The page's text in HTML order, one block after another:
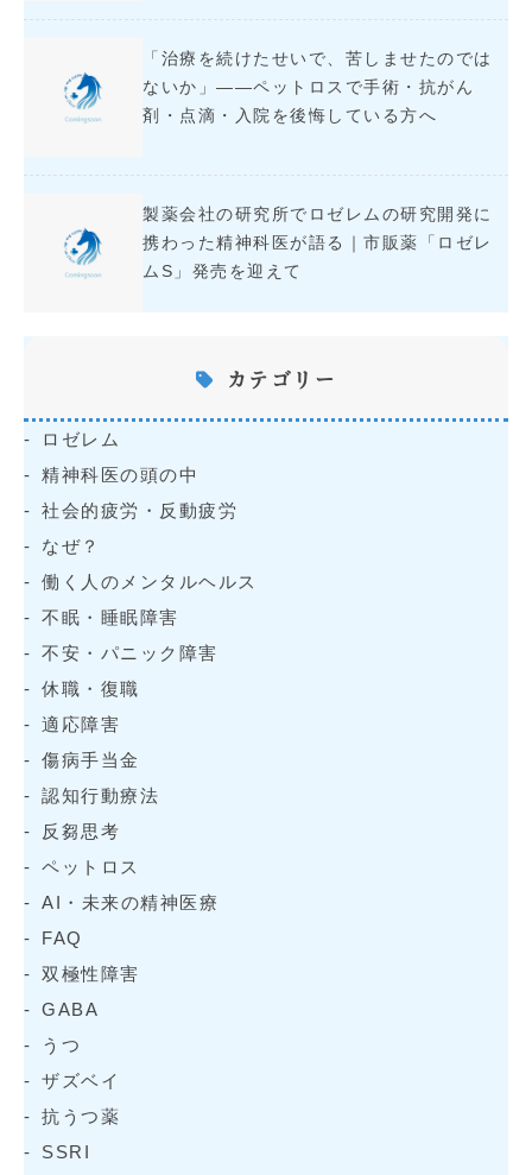
「治療を続けたせいで、苦しませたのでは
ないか」――ペットロスで手術・抗がん
剤・点滴・入院を後悔している方へ
製薬会社の研究所でロゼレムの研究開発に
携わった精神科医が語る｜市販薬「ロゼレ
ムS」発売を迎えて
カテゴリー
ロゼレム
精神科医の頭の中
社会的疲労・反動疲労
なぜ？
働く人のメンタルヘルス
不眠・睡眠障害
不安・パニック障害
休職・復職
適応障害
傷病手当金
認知行動療法
反芻思考
ペットロス
AI・未来の精神医療
FAQ
双極性障害
GABA
うつ
ザズベイ
抗うつ薬
SSRI